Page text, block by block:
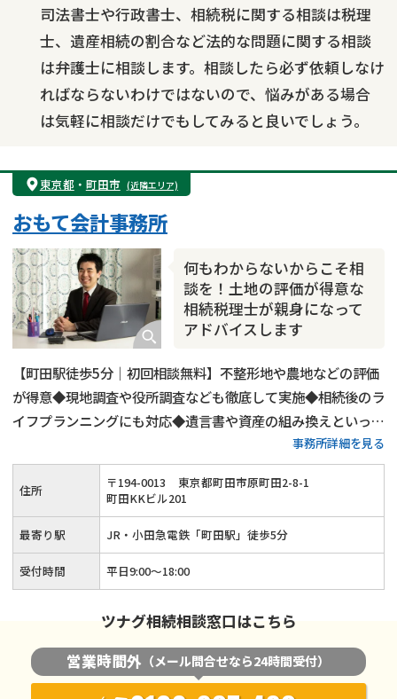
司法書士や行政書士、相続税に関する相談は税理
士、遺産相続の割合など法的な問題に関する相談
は弁護士に相談します。相談したら必ず依頼しなけ
ればならないわけではないので、悩みがある場合
は気軽に相談だけでもしてみると良いでしょう。
東京都 ・ 町田市 (近隣エリア)
何もわからないからこそ相
談を！土地の評価が得意な
相続税理士が親身になって
アドバイスします
おもて会計事務所
【町田駅徒歩5分｜初回相談無料】不整形地や農地などの評価
が得意◆現地調査や役所調査なども徹底して実施◆相続後のラ
イフプランニングにも対応◆遺言書や資産の組み換えといった
生前対策も可能◆話しやすくて親切な税理士が、お客様の悩み
に寄り添いながら相続税申告をサポートします。
事務所詳細を見る
住所 〒194-0013
東京都町田市原町田2-8-1
町田KKビル201
最寄り駅 JR・小田急電鉄「町田駅」徒歩5分
受付時間 平日9:00～18:00
ツナグ相続相談窓口はこちら
営業時間外 （メール問合せなら24時間受付）